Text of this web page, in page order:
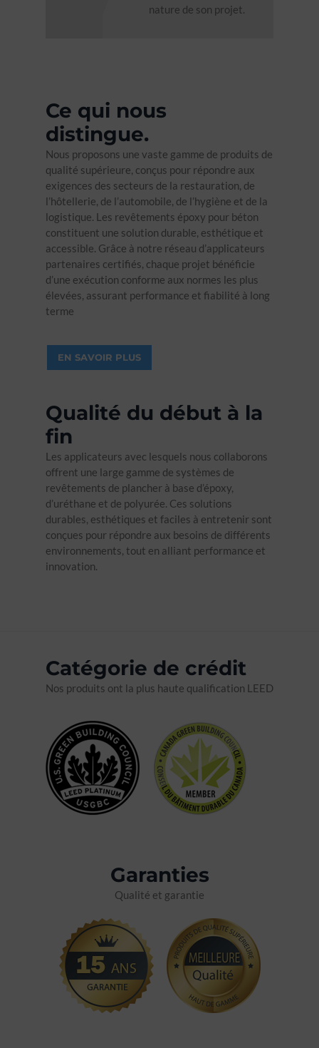
nature de son projet.
Ce qui nous
distingue.
Nous proposons une vaste gamme de produits de
qualité supérieure, conçus pour répondre aux
exigences des secteurs de la restauration, de
l’hôtellerie, de l’automobile, de l’hygiène et de la
logistique. Les revêtements époxy pour béton
constituent une solution durable, esthétique et
accessible. Grâce à notre réseau d’applicateurs
partenaires certifiés, chaque projet bénéficie
d’une exécution conforme aux normes les plus
élevées, assurant performance et fiabilité à long
terme
EN SAVOIR PLUS
Qualité du début à la
fin
Les applicateurs avec lesquels nous collaborons
offrent une large gamme de systèmes de
revêtements de plancher à base d’époxy,
d’uréthane et de polyurée. Ces solutions
durables, esthétiques et faciles à entretenir sont
conçues pour répondre aux besoins de différents
environnements, tout en alliant performance et
innovation.
Catégorie de crédit
Nos produits ont la plus haute qualification LEED
Garanties
Qualité et garantie